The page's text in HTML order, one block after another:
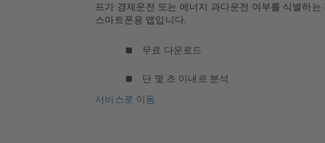
프가 경제운전 또는 에너지 과다운전 여부를 식별하는
스마트폰용 앱입니다.
무료 다운로드
단 몇 초 이내로 분석
서비스로 이동